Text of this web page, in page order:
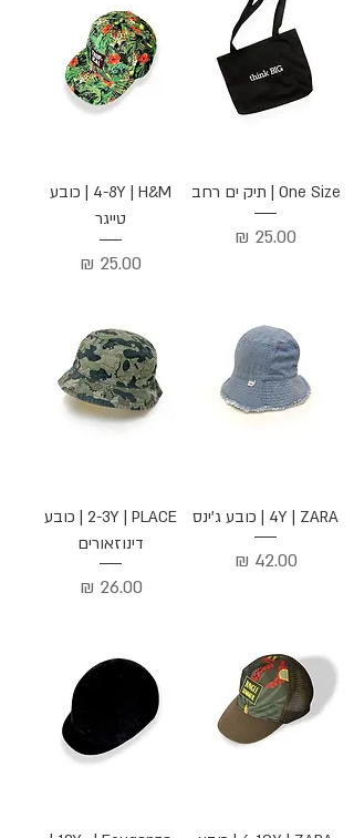
One Size | תיק ים רחב
מחיר
4-8Y | H&M | כובע
טייגר
מחיר
4Y | ZARA | כובע ג'ינס
מחיר
2-3Y | PLACE | כובע
דינוזאורים
מחיר